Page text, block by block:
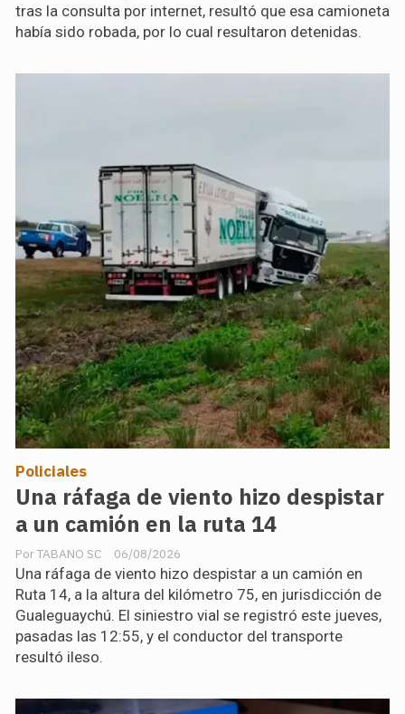
tras la consulta por internet, resultó que esa camioneta
había sido robada, por lo cual resultaron detenidas.
Una ráfaga de viento hizo despistar
a un camión en la ruta 14
TABANO SC
Policiales
06/08/2026
Una ráfaga de viento hizo despistar a un camión en
Ruta 14, a la altura del kilómetro 75, en jurisdicción de
Gualeguaychú. El siniestro vial se registró este jueves,
pasadas las 12:55, y el conductor del transporte
resultó ileso.